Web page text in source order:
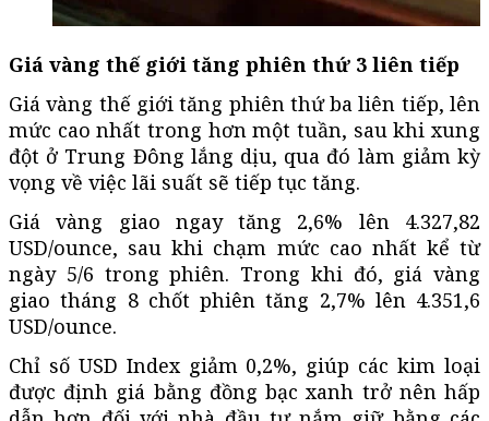
Giá vàng thế giới tăng phiên thứ 3 liên tiếp
Giá vàng thế giới tăng phiên thứ ba liên tiếp, lên
mức cao nhất trong hơn một tuần, sau khi xung
đột ở Trung Đông lắng dịu, qua đó làm giảm kỳ
vọng về việc lãi suất sẽ tiếp tục tăng.
Giá vàng giao ngay tăng 2,6% lên 4.327,82
USD/ounce, sau khi chạm mức cao nhất kể từ
ngày 5/6 trong phiên. Trong khi đó, giá vàng
giao tháng 8 chốt phiên tăng 2,7% lên 4.351,6
USD/ounce.
Chỉ số USD Index giảm 0,2%, giúp các kim loại
được định giá bằng đồng bạc xanh trở nên hấp